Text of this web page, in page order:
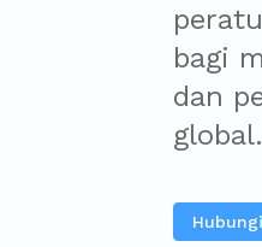
bagi
dan
global.